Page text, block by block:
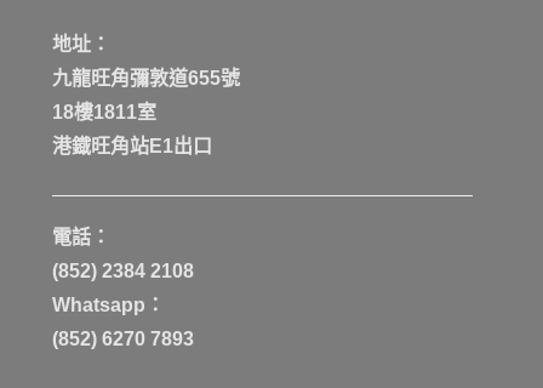
地址：
九龍旺角彌敦道655號
18樓1811室
港鐡旺角站E1出口
電話：
(852) 2384 2108
Whatsapp：
(852) 6270 7893